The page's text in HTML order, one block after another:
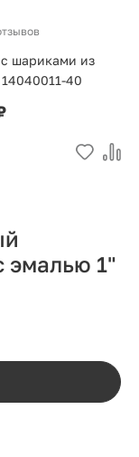
с шариками из
40
эмалью 1"